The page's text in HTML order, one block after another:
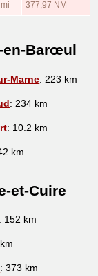
377,97 NM
en-Barœul
Marne: 223 km
: 234 km
: 10.2 km
km
et-Cuire
: 152 km
: 373 km